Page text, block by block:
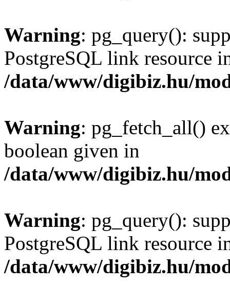
Warning: pg_query():
PostgreSQL link resource
/data/www/digibiz.hu/
Warning: pg_fetch_all()
boolean given in
/data/www/digibiz.hu/
Warning: pg_query():
PostgreSQL link resource
/data/www/digibiz.hu/